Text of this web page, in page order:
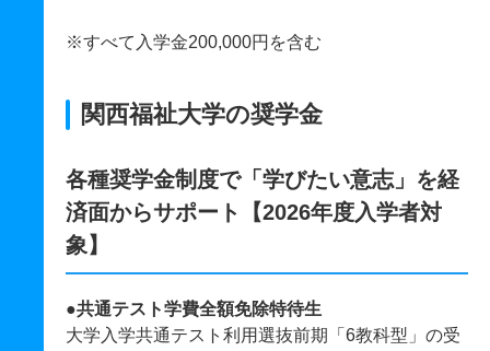
※すべて入学金200,000円を含む
関西福祉大学の奨学金
各種奨学金制度で「学びたい意志」を経
済面からサポート【2026年度入学者対
象】
●共通テスト学費全額免除特待生
大学入学共通テスト利用選抜前期「6教科型」の受